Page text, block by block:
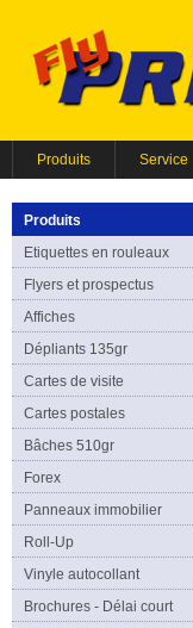
Produits Service
Produits
Etiquettes en rouleaux
Flyers et prospectus
Affiches
Dépliants 135gr
Cartes de visite
Cartes postales
Bâches 510gr
Forex
Panneaux immobilier
Roll-Up
Vinyle autocollant
Brochures - Délai court